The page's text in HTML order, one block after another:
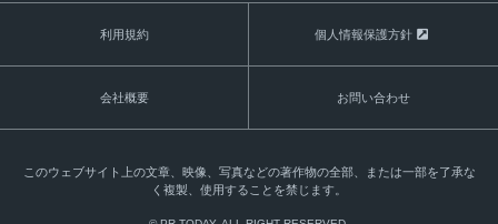
利用規約 個人情報保護方針
会社概要 お問い合わせ
このウェブサイト上の文章、映像、写真などの著作物の全部、または一部を了承な
く複製、使用することを禁じます。